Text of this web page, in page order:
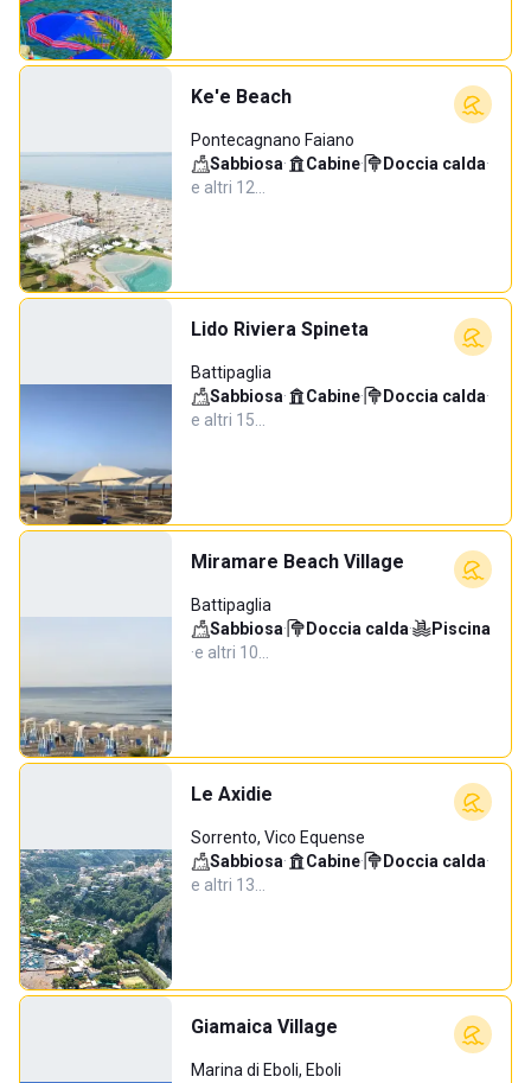
Ke'e Beach
Pontecagnano Faiano
Sabbiosa· Cabine· Doccia calda·
e altri 12…
Lido Riviera Spineta
Battipaglia
Sabbiosa· Cabine· Doccia calda·
e altri 15…
Miramare Beach Village
Battipaglia
Sabbiosa· Doccia calda·
Piscina
·e altri 10…
Le Axidie
Sorrento, Vico Equense
Sabbiosa· Cabine· Doccia calda·
e altri 13…
Giamaica Village
Marina di Eboli, Eboli